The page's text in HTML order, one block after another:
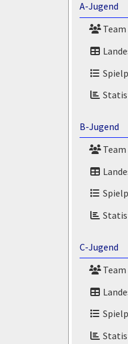
A-Jugend
Team
B-Jugend
Team
C-Jugend
Team